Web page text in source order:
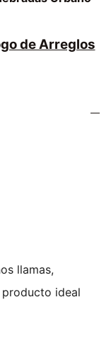
de Arreglos
llamas,
producto ideal